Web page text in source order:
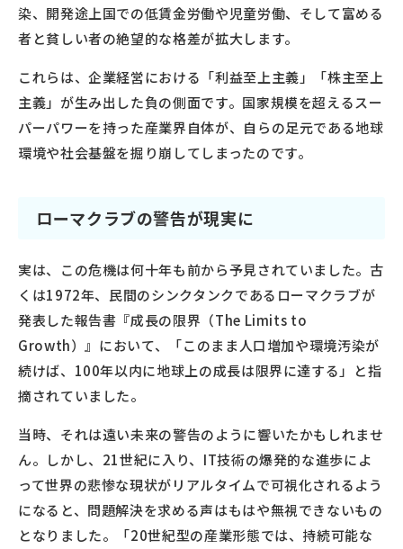
染、開発途上国での低賃金労働や児童労働、そして富める
者と貧しい者の絶望的な格差が拡大します。
これらは、企業経営における「利益至上主義」「株主至上
主義」が生み出した負の側面です。国家規模を超えるスー
パーパワーを持った産業界自体が、自らの足元である地球
環境や社会基盤を掘り崩してしまったのです。
ローマクラブの警告が現実に
実は、この危機は何十年も前から予見されていました。古
くは1972年、民間のシンクタンクであるローマクラブが
発表した報告書『成長の限界（The Limits to
Growth）』において、「このまま人口増加や環境汚染が
続けば、100年以内に地球上の成長は限界に達する」と指
摘されていました。
当時、それは遠い未来の警告のように響いたかもしれませ
ん。しかし、21世紀に入り、IT技術の爆発的な進歩によ
って世界の悲惨な現状がリアルタイムで可視化されるよう
になると、問題解決を求める声はもはや無視できないもの
となりました。「20世紀型の産業形態では、持続可能な